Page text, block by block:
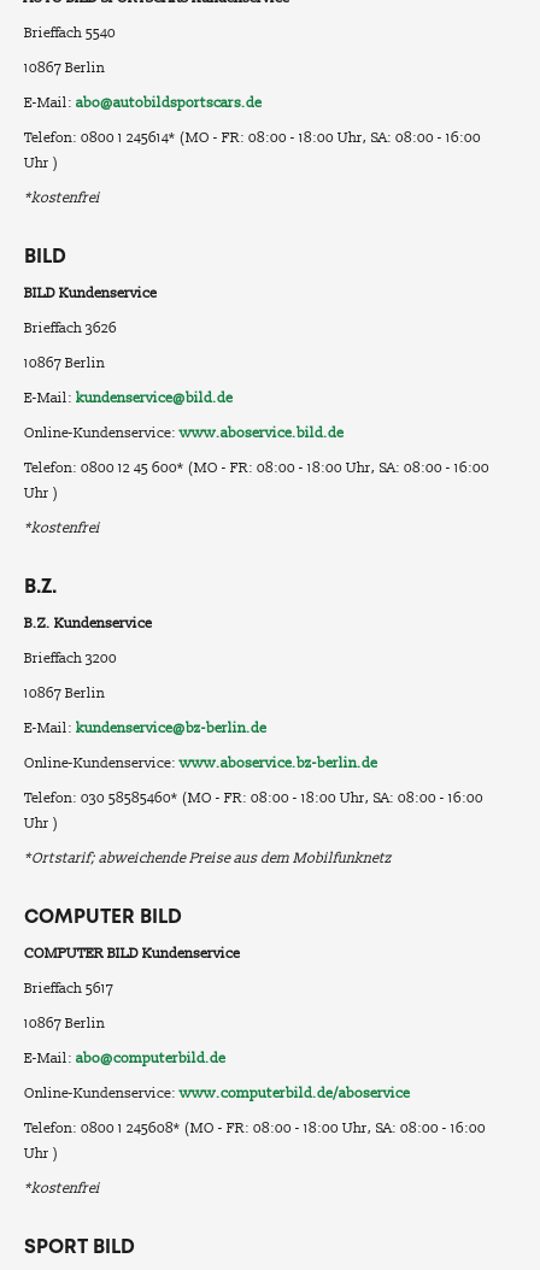
Brieffach 5540
10867 Berlin
E-Mail: abo@autobildsportscars.de
Telefon: 0800 1 245614* (MO - FR: 08:00 - 18:00 Uhr, SA: 08:00 - 16:00
Uhr )
*kostenfrei
BILD
BILD Kundenservice
Brieffach 3626
10867 Berlin
E-Mail: kundenservice@bild.de
Online-Kundenservice:www.aboservice.bild.de
Telefon: 0800 12 45 600* (MO - FR: 08:00 - 18:00 Uhr, SA: 08:00 - 16:00
Uhr )
*kostenfrei
B.Z.
B.Z. Kundenservice
Brieffach 3200
10867 Berlin
E-Mail: kundenservice@bz-berlin.de
Online-Kundenservice:www.aboservice.bz-berlin.de
Telefon: 030 58585460* (MO - FR: 08:00 - 18:00 Uhr, SA: 08:00 - 16:00
Uhr )
*Ortstarif; abweichende Preise aus dem Mobilfunknetz
COMPUTER BILD
COMPUTER BILD Kundenservice
Brieffach 5617
10867 Berlin
E-Mail: abo@computerbild.de
Online-Kundenservice:www.computerbild.de/aboservice
Telefon: 0800 1 245608* (MO - FR: 08:00 - 18:00 Uhr, SA: 08:00 - 16:00
Uhr )
*kostenfrei
SPORT BILD